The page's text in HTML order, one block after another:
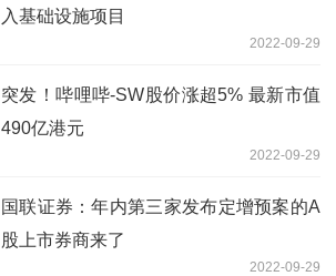
入基础设施项目
2022-09-29
突发！哔哩哔-SW股价涨超5% 最新市值
490亿港元
2022-09-29
国联证券：年内第三家发布定增预案的A
股上市券商来了
2022-09-29